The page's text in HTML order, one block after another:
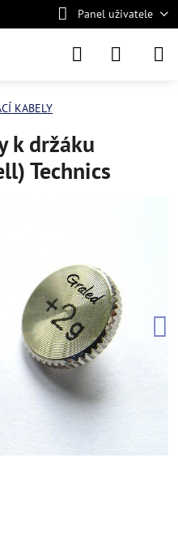
Panel uživatele
KABELY
k držáku
Technics